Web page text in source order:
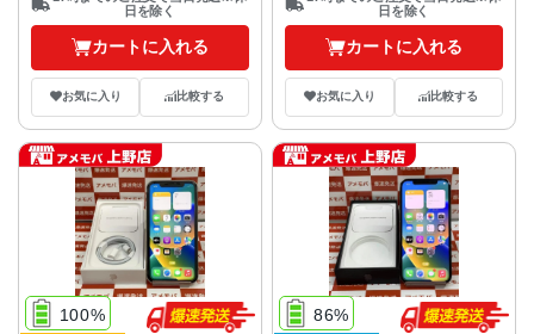
日を除く
カートに入れる
お気に入り 比較する
日を除く
カートに入れる
お気に入り 比較する
100% 86%